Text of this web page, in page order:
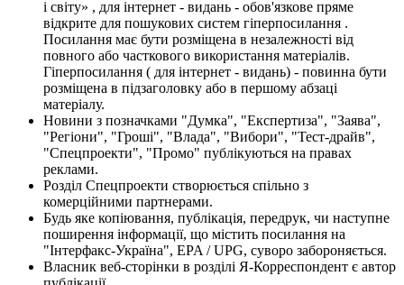
і світу» , для інтернет - видань - обов'язкове пряме
відкрите для пошукових систем гіперпосилання .
Посилання має бути розміщена в незалежності від
повного або часткового використання матеріалів.
Гіперпосилання ( для інтернет - видань) - повинна бути
розміщена в підзаголовку або в першому абзаці
матеріалу.
Новини з позначками "Думка", "Експертиза", "Заява",
"Регіони", "Гроші", "Влада", "Вибори", "Тест-драйв",
"Спецпроекти", "Промо" публікуються на правах
реклами.
Розділ Спецпроекти створюється спільно з
комерційними партнерами.
Будь яке копіювання, публікація, передрук, чи наступне
поширення інформації, що містить посилання на
"Інтерфакс-Україна", EPA / UPG, суворо забороняється.
Власник веб-сторінки в розділі Я-Корреспондент є автор